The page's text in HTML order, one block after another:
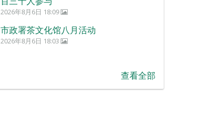
2026年8月6日 18:09
市政署茶文化馆八月活动
2026年8月6日 18:03
查看全部